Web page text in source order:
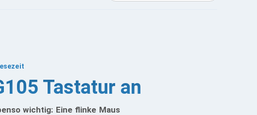
Tastatur an
wichtig: Eine flinke Maus